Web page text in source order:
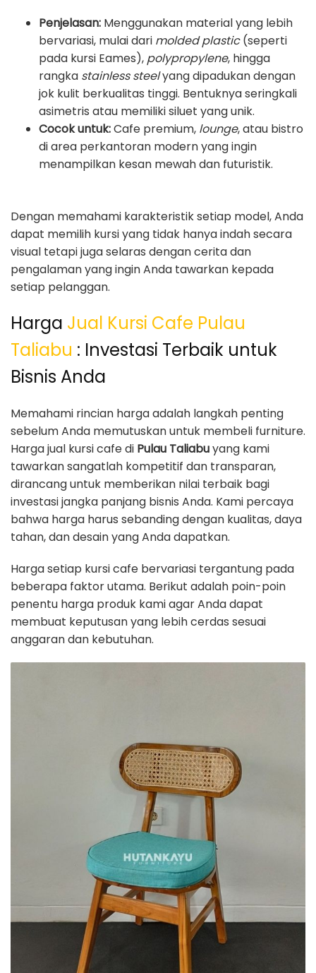
Penjelasan: Menggunakan material yang lebih
bervariasi, mulai dari molded plastic(seperti
pada kursi Eames), polypropylene, hingga
rangka stainless steelyang dipadukan dengan
jok kulit berkualitas tinggi. Bentuknya seringkali
asimetris atau memiliki siluet yang unik.
Cocok untuk:Cafe premium, lounge, atau bistro
di area perkantoran modern yang ingin
menampilkan kesan mewah dan futuristik.
Dengan memahami karakteristik setiap model, Anda
dapat memilih kursi yang tidak hanya indah secara
visual tetapi juga selaras dengan cerita dan
pengalaman yang ingin Anda tawarkan kepada
setiap pelanggan.
Harga Jual Kursi Cafe Pulau
Taliabu : Investasi Terbaik untuk
Bisnis Anda
Memahami rincian harga adalah langkah penting
sebelum Anda memutuskan untuk membeli furniture.
Harga jual kursi cafe di Pulau Taliabuyang kami
tawarkan sangatlah kompetitif dan transparan,
dirancang untuk memberikan nilai terbaik bagi
investasi jangka panjang bisnis Anda. Kami percaya
bahwa harga harus sebanding dengan kualitas, daya
tahan, dan desain yang Anda dapatkan.
Harga setiap kursi cafe bervariasi tergantung pada
beberapa faktor utama. Berikut adalah poin-poin
penentu harga produk kami agar Anda dapat
membuat keputusan yang lebih cerdas sesuai
anggaran dan kebutuhan.